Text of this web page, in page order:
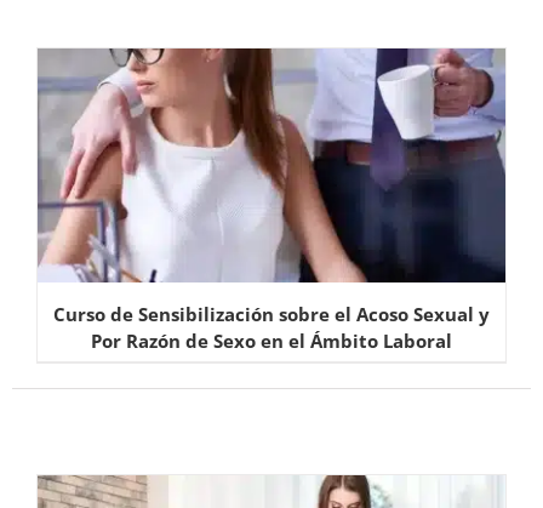
Curso de Sensibilización sobre el Acoso Sexual y
Por Razón de Sexo en el Ámbito Laboral